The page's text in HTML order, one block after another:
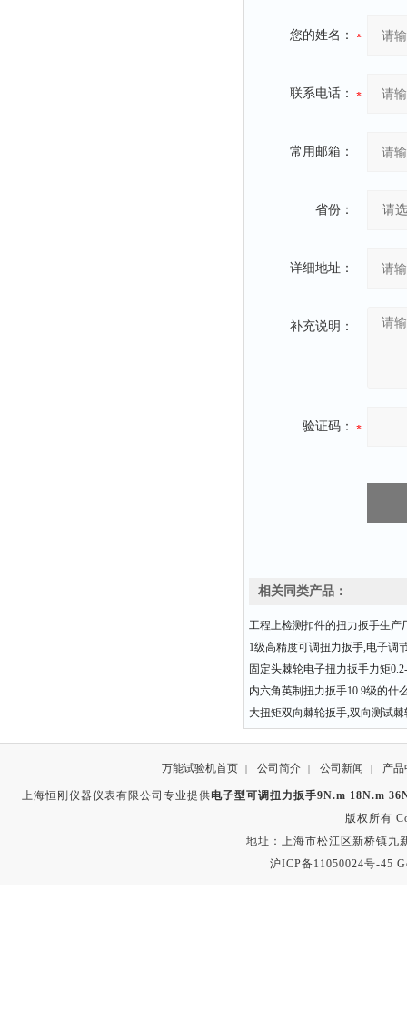
您的姓名：
联系电话：
常用邮箱：
省份：
详细地址：
补充说明：
验证码：
相关同类产品：
工程上检测扣件的扭力扳手生产
1级高精度可调扭力扳手,电子调
固定头棘轮电子扭力扳手力矩
内六角英制扭力扳手10.9级的什
大扭矩双向棘轮扳手,双向测试
万能试验机首页 | 公司简介 | 公司新闻 | 产品
上海恒刚仪器仪表有限公司专业提供电子型可调扭力扳手9N.m 18N.m
版权所有
地址：上海市松江区新桥镇九
沪ICP备11050024号-45